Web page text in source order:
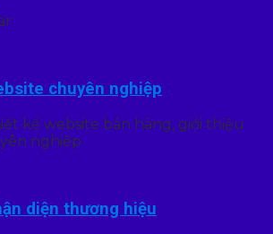
chuyên nghiệp
kế website bán hàng, giới thiệu
nghiệp
diện thương hiệu